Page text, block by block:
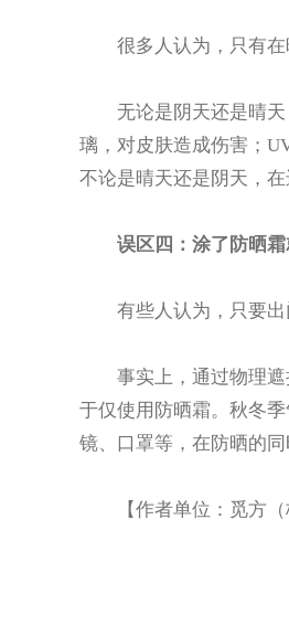
很多人认为，只有在
无论是阴天还是晴天
璃，对皮肤造成伤害；
不论是晴天还是阴天，
误区四：涂了防晒
有些人认为，只要出
事实上，通过物理遮
于仅使用防晒霜。秋冬
镜、口罩等，在防晒的同
【作者单位：觅方（